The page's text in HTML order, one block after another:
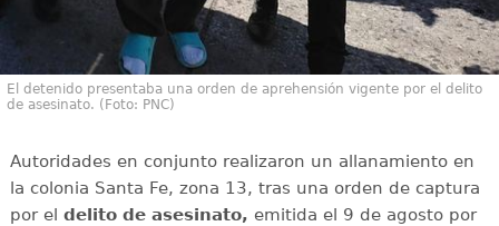
El detenido presentaba una orden de aprehensión vigente por el delito
de asesinato. (Foto: PNC)
Autoridades en conjunto realizaron un allanamiento en
la colonia Santa Fe, zona 13, tras una orden de captura
por el delito de asesinato, emitida el 9 de agosto por